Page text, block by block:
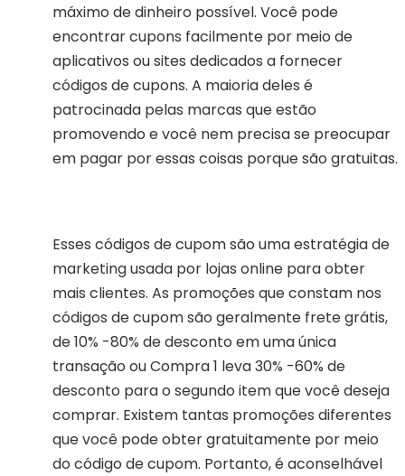
máximo de dinheiro possível. Você pode
encontrar cupons facilmente por meio de
aplicativos ou sites dedicados a fornecer
códigos de cupons. A maioria deles é
patrocinada pelas marcas que estão
promovendo e você nem precisa se preocupar
em pagar por essas coisas porque são gratuitas.
Esses códigos de cupom são uma estratégia de
marketing usada por lojas online para obter
mais clientes. As promoções que constam nos
códigos de cupom são geralmente frete grátis,
de 10% -80% de desconto em uma única
transação ou Compra 1 leva 30% -60% de
desconto para o segundo item que você deseja
comprar. Existem tantas promoções diferentes
que você pode obter gratuitamente por meio
do código de cupom. Portanto, é aconselhável